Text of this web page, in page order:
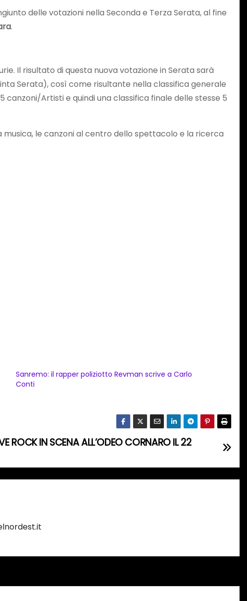
delle votazioni nella Seconda e Terza Serata, al fine
.
Il risultato di questa nuova votazione in Serata sarà
Serata), così come risultante nella classifica generale
Artisti e quindi una classifica finale delle stesse 5
le canzoni al centro dello spettacolo e la ricerca
Sanremo: il rapper poliziotto Revman scrive a Carlo
Conti
ROCK IN SCENA ALL’ODEO CORNARO IL 22